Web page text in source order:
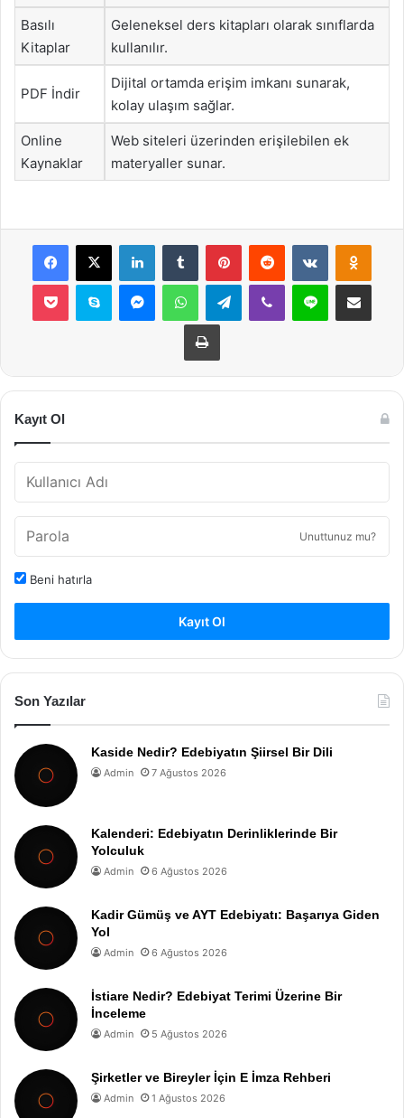
Basılı
Kitaplar
Geleneksel ders kitapları olarak sınıflarda
kullanılır.
PDF İndir
Dijital ortamda erişim imkanı sunarak,
kolay ulaşım sağlar.
Online
Kaynaklar
Web siteleri üzerinden erişilebilen ek
materyaller sunar.
Facebook
X LinkedInTumblr PinterestReddit VKontakte
Pocket Skype MessengerWhatsAppTelegramViber Line E-Posta ile
Yazdır
Kayıt Ol
Unuttunuz mu?
Beni hatırla
Kayıt Ol
Son Yazılar
Kaside Nedir? Edebiyatın Şiirsel Bir Dili
Admin 7 Ağustos 2026
Kalenderi: Edebiyatın Derinliklerinde Bir
Yolculuk
Admin 6 Ağustos 2026
Kadir Gümüş ve AYT Edebiyatı: Başarıya Giden
Yol
Admin 6 Ağustos 2026
İstiare Nedir? Edebiyat Terimi Üzerine Bir
İnceleme
Admin 5 Ağustos 2026
Şirketler ve Bireyler İçin E İmza Rehberi
Admin 1 Ağustos 2026